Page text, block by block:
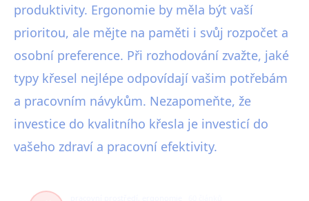
produktivity. Ergonomie by měla být vaší
prioritou, ale mějte na paměti i svůj rozpočet a
osobní preference. Při rozhodování zvažte, jaké
typy křesel nejlépe odpovídají vašim potřebám
a pracovním návykům. Nezapomeňte, že
investice do kvalitního křesla je investicí do
vašeho zdraví a pracovní efektivity.